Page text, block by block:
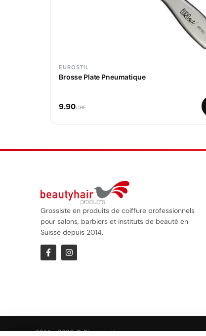
EUROSTIL
Brosse Plate Pneumatique
9.90CHF
Grossiste en produits de coiffure professionnels
pour salons, barbiers et instituts de beauté en
Suisse depuis 2014.
2014 – 2026 © Bhproducts